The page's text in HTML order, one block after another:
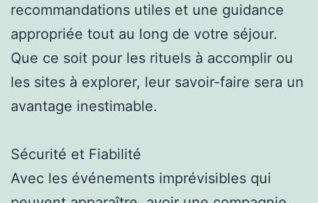
recommandations utiles et une guidance
appropriée tout au long de votre séjour.
Que ce soit pour les rituels à accomplir ou
les sites à explorer, leur savoir-faire sera un
avantage inestimable.
Sécurité et Fiabilité
Avec les événements imprévisibles qui